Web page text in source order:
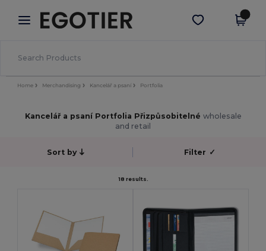
× Aplikace Egotier
Lepší ceny v aplikaci!
Stáhnout app
Home Merchandising Kancelář a psaní Portfolia
Kancelář a psaní Portfolia Přizpůsobitelné wholesale
and retail
Sort by Filter ✓
18 results.